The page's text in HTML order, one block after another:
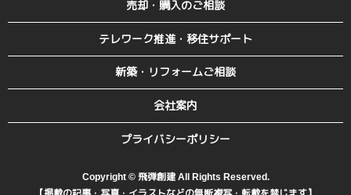
売却・購入のご相談
テレワーク推進・移住サポート
新築・リフォームご相談
会社案内
プライバシーポリシー
Copyright © 飛弾創建 All Rights Reserved.